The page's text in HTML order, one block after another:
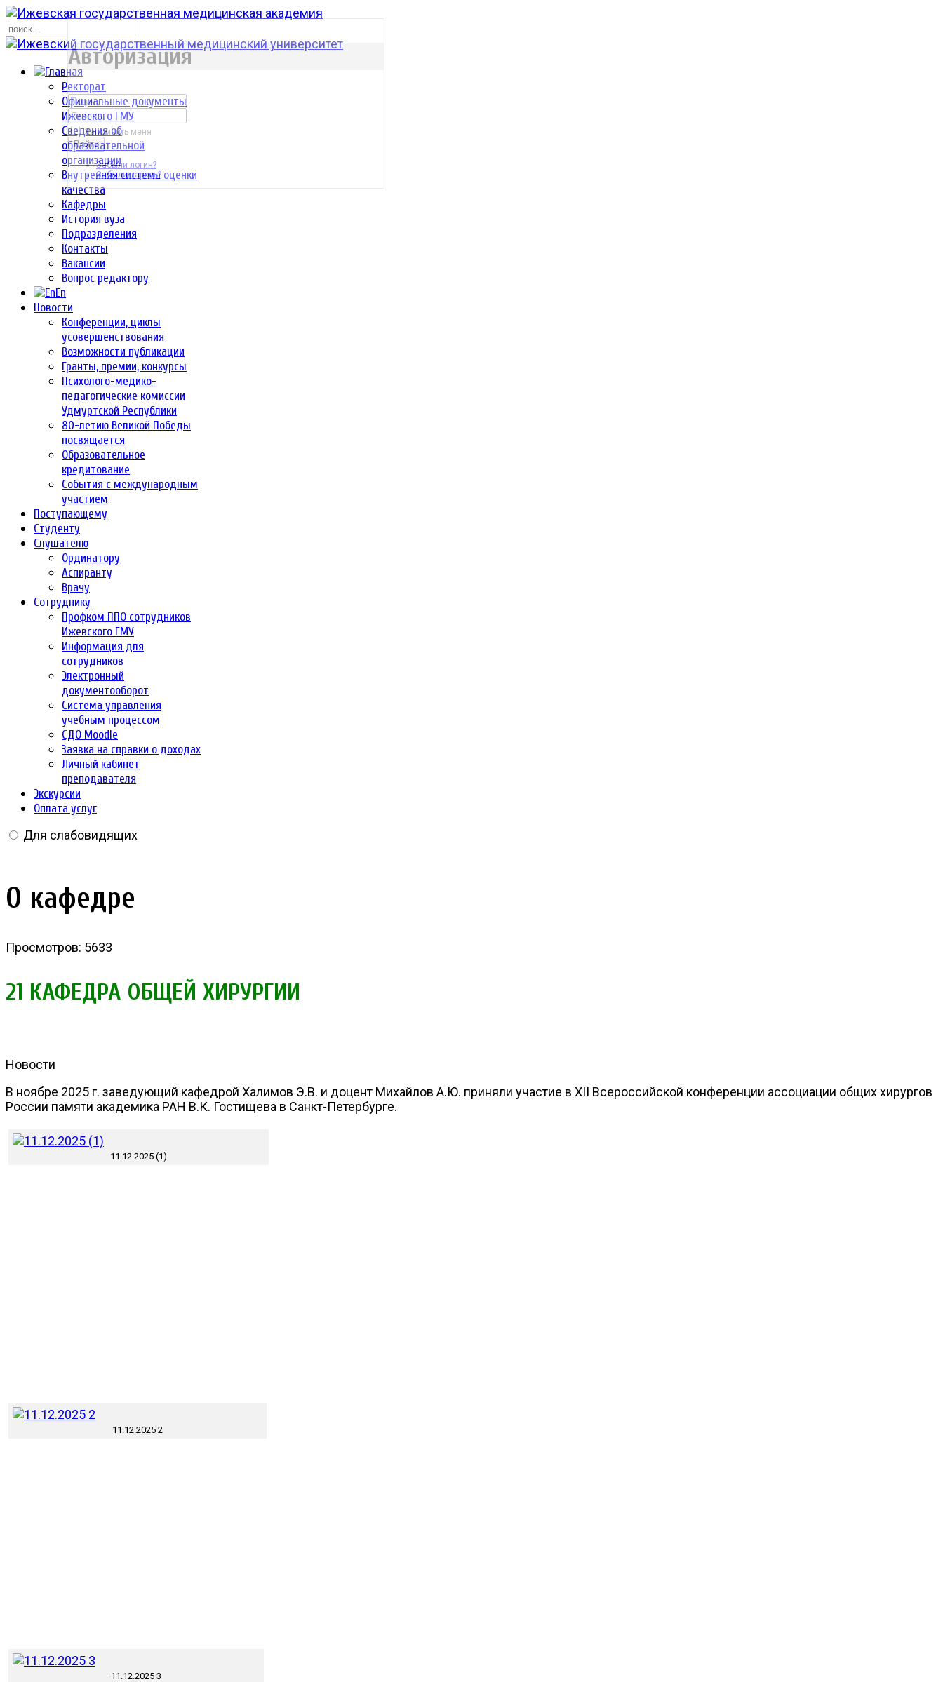
Ректорат
Официальные документы
Ижевского ГМУ
Сведения об
образовательной
организации
Внутренняя система оценки
качества
Кафедры
История вуза
Подразделения
Контакты
Вакансии
Вопрос редактору
En
Новости
Конференции, циклы
усовершенствования
Возможности публикации
Гранты, премии, конкурсы
Психолого-медико-
педагогические комиссии
Удмуртской Республики
80-летию Великой Победы
посвящается
Образовательное
кредитование
События с международным
участием
Поступающему
Студенту
Слушателю
Ординатору
Аспиранту
Врачу
Сотруднику
Профком ППО сотрудников
Ижевского ГМУ
Информация для
сотрудников
Электронный
документооборот
Система управления
учебным процессом
СДО Moodle
Заявка на справки о доходах
Личный кабинет
преподавателя
Экскурсии
Оплата услуг
Для слабовидящих
О кафедре
Просмотров: 5633
21 КАФЕДРА ОБЩЕЙ ХИРУРГИИ
Новости
В ноябре 2025 г. заведующий кафедрой Халимов Э.В. и доцент Михайлов А.Ю. приняли участие в XII Всероссийской конференции ассоциации общих хирургов
России памяти академика РАН В.К. Гостищева в Санкт-Петербурге.
11.12.2025 (1)
11.12.2025 2
11.12.2025 3
р
Авторизация
Запомнить меня
Войти
Забыли логин?
Забыли пароль?